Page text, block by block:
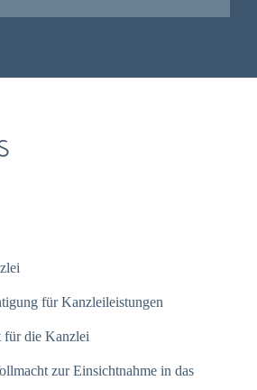
für Kanzleileistungen
für die Kanzlei
zur Einsichtnahme in das